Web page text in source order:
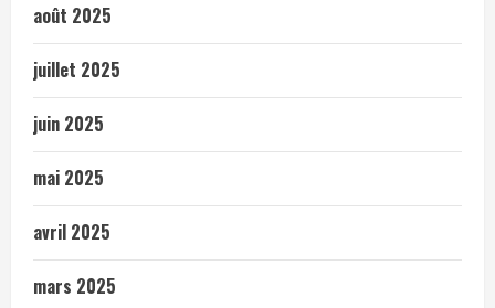
août 2025
juillet 2025
juin 2025
mai 2025
avril 2025
mars 2025